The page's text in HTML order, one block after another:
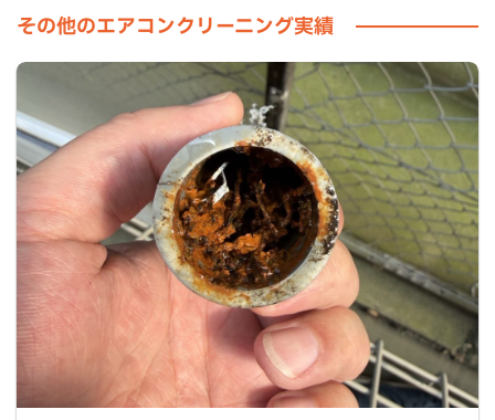
その他のエアコンクリーニング実績